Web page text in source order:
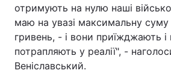
отримують на нулю наші
маю на увазі максимальну
гривень, - і вони приїжджають і
потрапляють у реалії", -
Веніславський.